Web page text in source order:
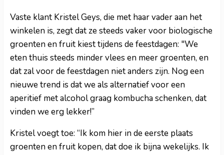
Vaste klant Kristel Geys, die met haar vader aan het
winkelen is, zegt dat ze steeds vaker voor biologische
groenten en fruit kiest tijdens de feestdagen: "We
eten thuis steeds minder vlees en meer groenten, en
dat zal voor de feestdagen niet anders zijn. Nog een
nieuwe trend is dat we als alternatief voor een
aperitief met alcohol graag kombucha schenken, dat
vinden we erg lekker!”
Kristel voegt toe: “Ik kom hier in de eerste plaats
groenten en fruit kopen, dat doe ik bijna wekelijks. Ik